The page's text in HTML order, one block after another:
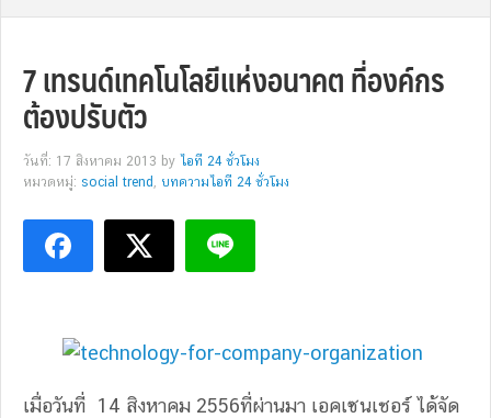
7 เทรนด์เทคโนโลยีแห่งอนาคต ที่องค์กร
ต้องปรับตัว
วันที่: 17 สิงหาคม 2013 by ไอที 24 ชั่วโมง
หมวดหมู่: social trend , บทความไอที 24 ชั่วโมง
เมื่อวันที่ 14 สิงหาคม 2556ที่ผ่านมา เอคเซนเชอร์ ได้จัด